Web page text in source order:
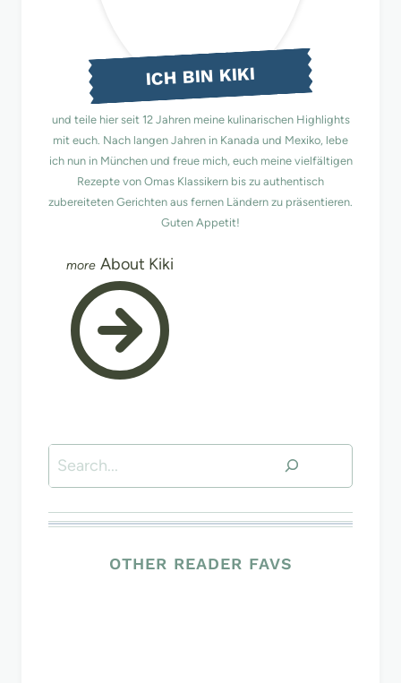
ICH BIN KIKI
und teile hier seit 12 Jahren meine kulinarischen Highlights
mit euch. Nach langen Jahren in Kanada und Mexiko, lebe
ich nun in München und freue mich, euch meine vielfältigen
Rezepte von Omas Klassikern bis zu authentisch
zubereiteten Gerichten aus fernen Ländern zu präsentieren.
Guten Appetit!
About Kiki
Suchen
OTHER READER FAVS